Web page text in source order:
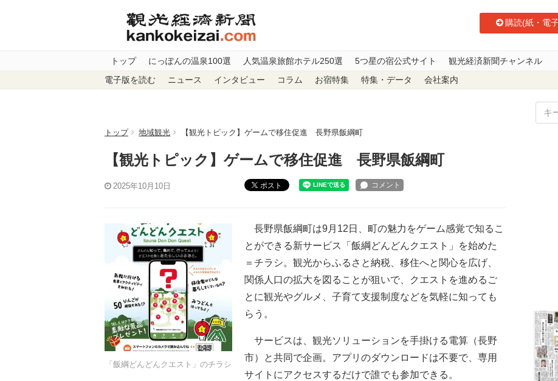
購読(紙・電
トップ にっぽんの温泉100選 人気温泉旅館ホテル250選 5つ星の宿公式サイト 観光経済新聞チャンネル
電子版を読む ニュース インタビュー コラム お宿特集 特集・データ 会社案内
トップ 地域観光 【観光トピック】ゲームで移住促進 長野県飯綱町
【観光トピック】ゲームで移住促進 長野県飯綱町
2025年10月10日 ポスト
「飯綱どんどんクエスト」のチラシ
長野県飯綱町は9月12日、町の魅力をゲーム感覚で知るこ
とができる新サービス「飯綱どんどんクエスト」を始めた
＝チラシ。観光からふるさと納税、移住へと関心を広げ、
関係人口の拡大を図ることが狙いで、クエストを進めるご
とに観光やグルメ、子育て支援制度などを気軽に知っても
らう。
サービスは、観光ソリューションを手掛ける電算（長野
市）と共同で企画。アプリのダウンロードは不要で、専用
サイトにアクセスするだけで誰でも参加できる。